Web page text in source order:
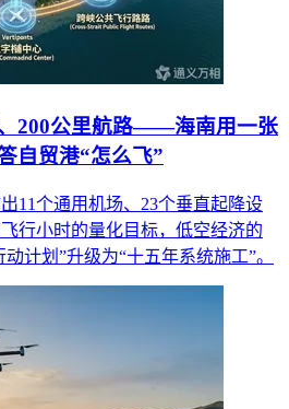
200公里航路——海南用一张
自贸港“怎么飞”
11个通用机场、23个垂直起降设
行小时的量化目标，低空经济的
计划”升级为“十五年系统施工”。